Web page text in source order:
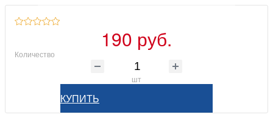
190 руб.
Количество
шт
КУПИТЬ